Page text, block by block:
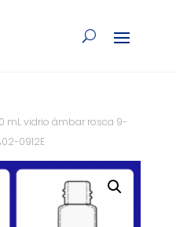
mL vidrio ámbar rosca 9-
0912E